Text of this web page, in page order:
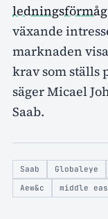
växande
marknaden
krav som ställs
säger Micael
Saab.
Saab Globaleye
Aew&c
middle